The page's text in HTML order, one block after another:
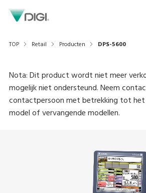
TOP Retail Producten DPS-5600
Nota: Dit product wordt niet meer
mogelijk niet ondersteund. Neem
contactpersoon met betrekking tot
model of vervangende modellen.